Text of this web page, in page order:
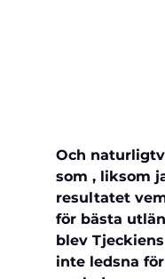
Och
som , liksom
resultatet
för bästa
blev
inte ledsna